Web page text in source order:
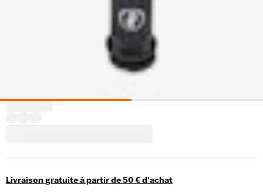
Livraison gratuite à partir de 50 € d'achat